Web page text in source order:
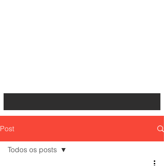
Post
Todos os posts